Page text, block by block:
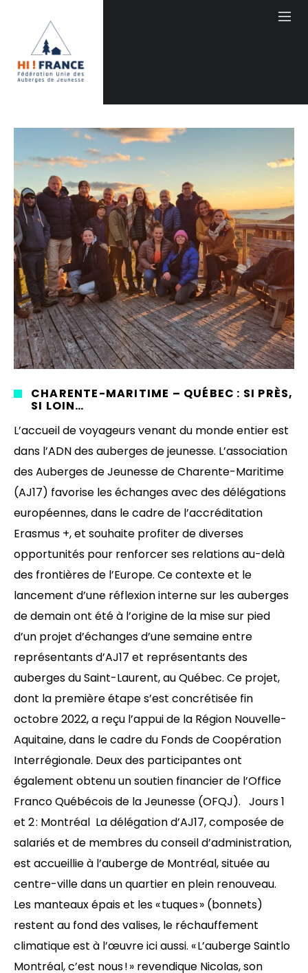
CHARENTE-MARITIME – QUÉBEC : SI PRÈS,
SI LOIN…
L’accueil de voyageurs venant du monde entier est
dans l’ADN des auberges de jeunesse. L’association
des Auberges de Jeunesse de Charente-Maritime
(AJ17) favorise les échanges avec des délégations
européennes, dans le cadre de l’accréditation
Erasmus +, et souhaite profiter de diverses
opportunités pour renforcer ses relations au-delà
des frontières de l’Europe. Ce contexte et le
lancement d’une réflexion interne sur les auberges
de demain ont été à l’origine de la mise sur pied
d’un projet d’échanges d’une semaine entre
représentants d’AJ17 et représentants des
auberges du Saint-Laurent, au Québec. Ce projet,
dont la première étape s’est concrétisée fin
octobre 2022, a reçu l’appui de la Région Nouvelle-
Aquitaine, dans le cadre du Fonds de Coopération
Interrégionale. Deux des participantes ont
également obtenu un soutien financier de l’Office
Franco Québécois de la Jeunesse (OFQJ). Jours 1
et 2 : Montréal La délégation d’AJ17, composée de
salariés et de membres du conseil d’administration,
est accueillie à l’auberge de Montréal, située au
centre-ville dans un quartier en plein renouveau.
Les manteaux épais et les « tuques » (bonnets)
restent au fond des valises, le réchauffement
climatique est à l’œuvre ici aussi. « L’auberge Saintlo
Montréal, c’est nous ! » revendique Nicolas, son